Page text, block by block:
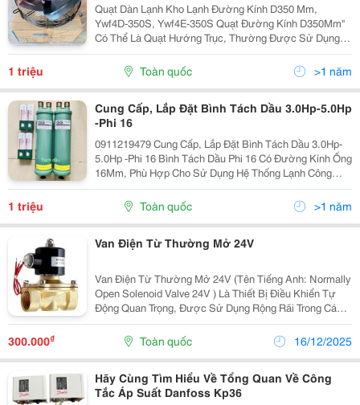
Quạt Dàn Lạnh Kho Lạnh Đường Kính D350 Mm,
Ywf4D-350S, Ywf4E-350S Quạt Đường Kính D350Mm"
Có Thể Là Quạt Hướng Trục, Thường Được Sử Dụng
Trong Các Hệ Thống Lạnh Công Nghiệp, Như Dàn Lạnh
(Thiết Bị Bay Hơi) Hoặc Dàn Nóng (Thiết Bị Ngưng Tụ).
1 triệu Toàn quốc >1 năm
Cung Cấp, Lắp Đặt Bình Tách Dầu 3.0Hp-5.0Hp
-Phi 16
0911219479 Cung Cấp, Lắp Đặt Bình Tách Dầu 3.0Hp-
5.0Hp -Phi 16 Bình Tách Dầu Phi 16 Có Đường Kính Ống
16Mm, Phù Hợp Cho Sử Dụng Hệ Thống Lạnh Công
Nghiệp. Bình Tách Dầu Phi 16 Được Thiết Kế Phù Hợp
Dùng Cho Các Môi Chất Lạnh R22, R134, R404,...
1 triệu Toàn quốc >1 năm
Van Điện Từ Thường Mở 24V
Van Điện Từ Thường Mở 24V (Tên Tiếng Anh: Normally
Open Solenoid Valve 24V ) Là Thiết Bị Điều Khiển Tự
Động Quan Trọng, Được Sử Dụng Rộng Rãi Trong Các
Hệ Thống Lạnh Công Nghiệp, Hvac, Hệ Thống Khí Nén
Và Xử Lý Nước. Điểm Đặc Biệt Của Dòng Van Này Là...
300.000₫ Toàn quốc 16/12/2025
Hãy Cùng Tìm Hiểu Về Tổng Quan Về Công
Tắc Áp Suất Danfoss Kp36